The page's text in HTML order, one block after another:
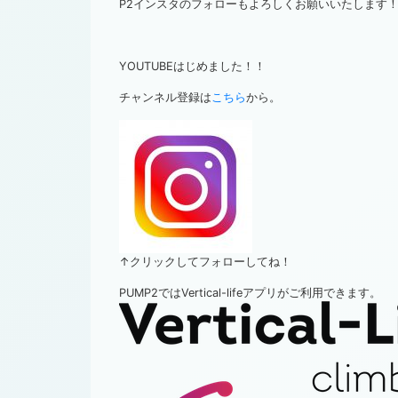
P2インスタのフォローもよろしくお願いいたします！
YOUTUBEはじめました！！
チャンネル登録は こちらから。
↑クリックしてフォローしてね！
PUMP2ではVertical-lifeアプリがご利用できます。